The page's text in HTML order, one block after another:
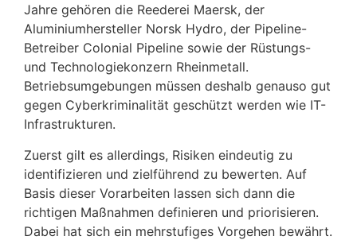
Jahre gehören die Reederei Maersk, der
Aluminiumhersteller Norsk Hydro, der Pipeline-
Betreiber Colonial Pipeline sowie der Rüstungs-
und Technologiekonzern Rheinmetall.
Betriebsumgebungen müssen deshalb genauso gut
gegen Cyberkriminalität geschützt werden wie IT-
Infrastrukturen.
Zuerst gilt es allerdings, Risiken eindeutig zu
identifizieren und zielführend zu bewerten. Auf
Basis dieser Vorarbeiten lassen sich dann die
richtigen Maßnahmen definieren und priorisieren.
Dabei hat sich ein mehrstufiges Vorgehen bewährt.